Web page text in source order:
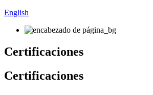
English
Certificaciones
Certificaciones